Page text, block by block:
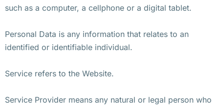
such as a computer, a cellphone or a digital tablet.
Personal Data is any information that relates to an
identified or identifiable individual.
Service refers to the Website.
Service Provider means any natural or legal person who